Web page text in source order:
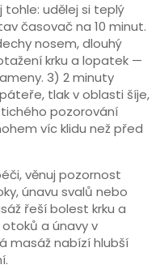
tohle: udělej si teplý
časovač na 10 minut.
nosem, dlouhý
krku a lopatek —
3) 2 minuty
tlak v oblasti šíje,
pozorování
víc klidu než před
věnuj pozornost
únavu svalů nebo
řeší bolest krku a
a únavy v
masáž nabízí hlubší